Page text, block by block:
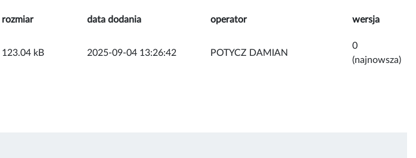
rozmiar data dodania operator wersja
123.04 kB 2025-09-04 13:26:42 POTYCZ DAMIAN
0
(najnowsza)